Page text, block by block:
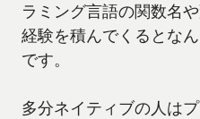
ラミング言語の関数名
経験を積んでくるとな
です。
多分ネイティブの人は